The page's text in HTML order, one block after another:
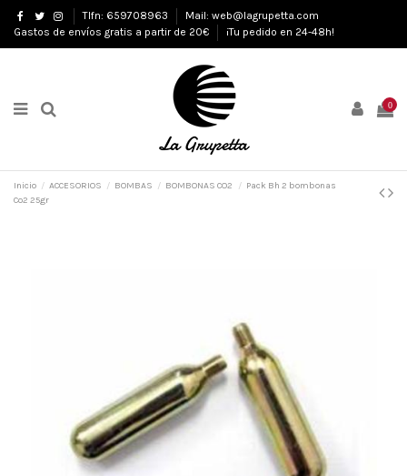
Tlfn: 659708963
Mail: web@lagrupetta.com
Gastos de envíos gratis a partir de 20€
¡Tu pedido en 24-48h!
0
Inicio ACCESORIOS BOMBAS BOMBONAS CO2
Pack Bh 2 bombonas
Co2 25gr